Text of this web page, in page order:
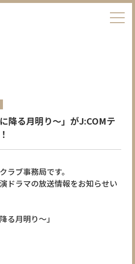
降る月明り～」がJ:COMテ
ラブ事務局です。
ドラマの放送情報をお知らせい
る月明り～」